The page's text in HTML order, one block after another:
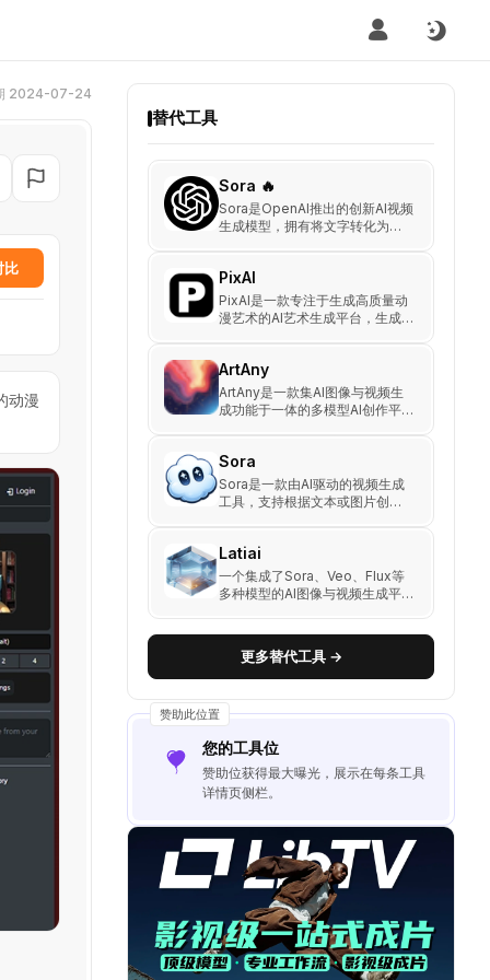
2024-07-24
比
动漫
替代工具
Sora 🔥
Sora是OpenAI推出的创新AI视频
生成模型，拥有将文字转化为生
仅生成逼真影像，更激发无限想
象。无论是现实互动难题还是创
意视觉需求，Sora都是您理想的
PixAI
PixAI是一款专注于生成高质量动
漫艺术的AI艺术生成平台，生成
ArtAny
ArtAny是一款集AI图像与视频生
成功能于一体的多模型AI创作平
Sora
Sora是一款由AI驱动的视频生成
工具，支持根据文本或图片创建
能。
Latiai
一个集成了Sora、Veo、Flux等
多种模型的AI图像与视频生成平
更多替代工具 →
赞助此位置
您的工具位
赞助位获得最大曝光，展示在每条工具
详情页侧栏。